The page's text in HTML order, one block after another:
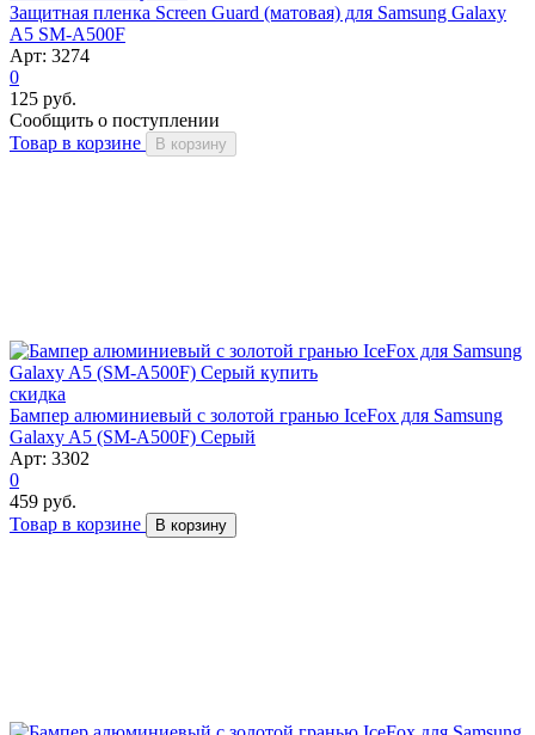
Защитная пленка Screen Guard (матовая) для Samsung Galaxy
A5 SM-A500F
Арт: 3274
0
125 руб.
Сообщить о поступлении
Товар в корзине
В корзину
скидка
Бампер алюминиевый с золотой гранью IceFox для Samsung
Galaxy A5 (SM-A500F) Серый
Арт: 3302
0
459 руб.
Товар в корзине
В корзину